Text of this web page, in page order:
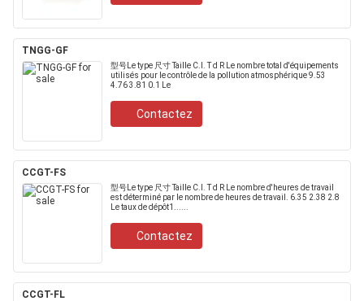
TNGG-GF
型号Le type 尺寸 Taille C.I. T d R Le nombre total d'équipements
utilisés pour le contrôle de la pollution atmosphérique 9.53
4.76 3.81 0.1 Le
Contactez
CCGT-FS
型号Le type 尺寸 Taille C.I. T d R Le nombre d'heures de travail
est déterminé par le nombre de heures de travail. 6.35 2.38 2.8
Le taux de dépôt1......
Contactez
CCGT-FL